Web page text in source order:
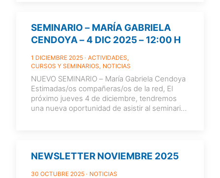
SEMINARIO – MARÍA GABRIELA
CENDOYA – 4 DIC 2025 – 12:00 H
1 DICIEMBRE 2025
ACTIVIDADES
CURSOS Y SEMINARIOS NOTICIAS
NUEVO SEMINARIO – María Gabriela Cendoya
Estimadas/os compañeras/os de la red, El
próximo jueves 4 de diciembre, tendremos
una nueva oportunidad de asistir al seminario
NEWSLETTER NOVIEMBRE 2025
30 OCTUBRE 2025 NOTICIAS